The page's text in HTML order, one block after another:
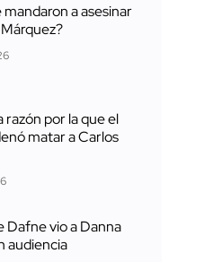
mandaron a asesinar
razón por la que el
matar a Carlos
Dafne vio a Danna
audiencia